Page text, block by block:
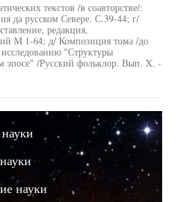
текстов /в соавторстве/:
да русском Севере. С.39-44; г/
редакция,
М 1-64; д/ Композиция тома /до
"Структуры
эпосе" /Русский фольклор. Вып. X. -
науки